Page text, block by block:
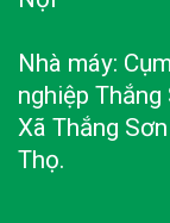
Nhà máy:
nghiệp Thắng
Xã Thắng
Thọ.